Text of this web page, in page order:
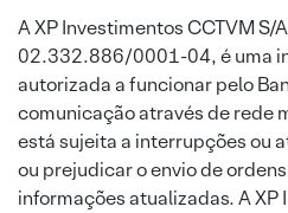
A XP Investimentos CCTVM S/
02.332.886/0001-04, é uma
autorizada a funcionar pelo
comunicação através de rede
está sujeita a interrupções ou
ou prejudicar o envio de
informações atualizadas. A